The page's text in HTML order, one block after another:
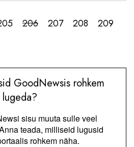
206 207 208
209
GoodNewsis rohkem
lugeda?
sisu muuta sulle veel
teada, milliseid lugusid
rohkem näha.